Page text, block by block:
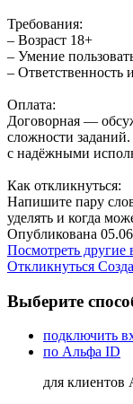
Требования:
– Возраст 18+
– Умение
– Ответственность
Оплата:
Договорная —
сложности
с надёжными
Как откликнуться:
Напишите пару
уделять и когда
Опубликована
Посмотреть другие
Откликнуться
Выберите
подключить
по Альфа ID
для клиентов